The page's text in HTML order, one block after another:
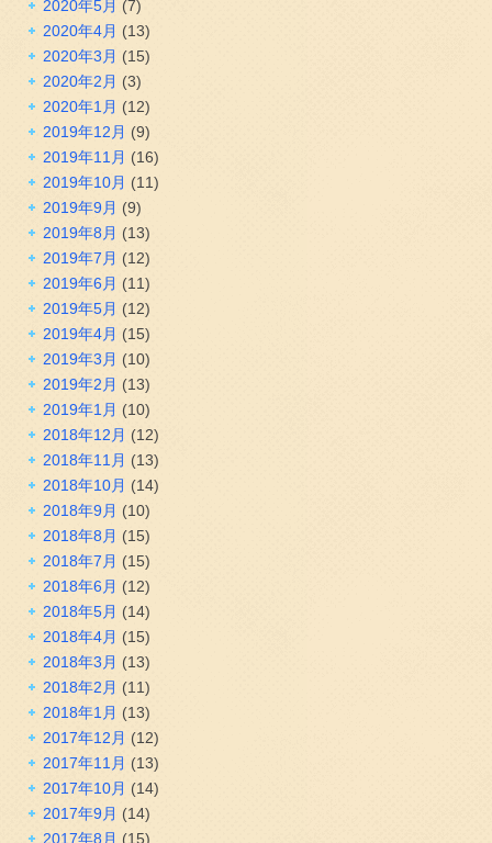
2020年5月 (7)
2020年4月 (13)
2020年3月 (15)
2020年2月 (3)
2020年1月 (12)
2019年12月 (9)
2019年11月 (16)
2019年10月 (11)
2019年9月 (9)
2019年8月 (13)
2019年7月 (12)
2019年6月 (11)
2019年5月 (12)
2019年4月 (15)
2019年3月 (10)
2019年2月 (13)
2019年1月 (10)
2018年12月 (12)
2018年11月 (13)
2018年10月 (14)
2018年9月 (10)
2018年8月 (15)
2018年7月 (15)
2018年6月 (12)
2018年5月 (14)
2018年4月 (15)
2018年3月 (13)
2018年2月 (11)
2018年1月 (13)
2017年12月 (12)
2017年11月 (13)
2017年10月 (14)
2017年9月 (14)
2017年8月 (15)